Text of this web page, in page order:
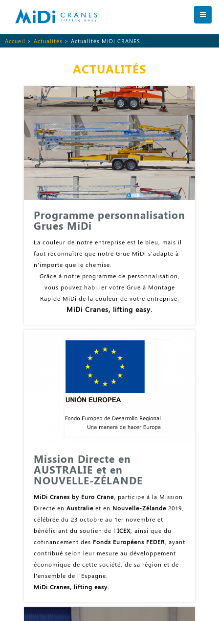
Accueil > Actualités > Actualités MiDi CRANES
ACTUALITÉS
Programme personnalisation
Grues MiDi
La couleur de notre entreprise est le bleu, mais il
faut reconnaître que notre Grue MiDi s'adapte à
n'importe quelle chemise.
Grâce à notre programme de personnalisation,
vous pouvez habiller votre Grue à Montage
Rapide MiDi de la couleur de votre entreprise.
MiDi Cranes, lifting easy.
Mission Directe en
AUSTRALIE et en
NOUVELLE-ZÉLANDE
MiDi Cranes by Euro Crane, participe à la Mission
Directe en Australie et en Nouvelle-Zélande 2019,
célébrée du 23 octobre au 1er novembre et
bénéficiant du soutien de l'ICEX, ainsi que du
cofinancement des Fonds Européens FEDER, ayant
contribué selon leur mesure au développement
économique de cette société, de sa région et de
l'ensemble de l'Espagne.
MiDi Cranes, lifting easy.